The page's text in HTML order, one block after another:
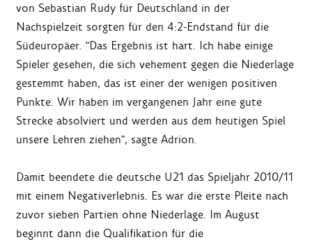
von Sebastian Rudy für Deutschland in der
Nachspielzeit sorgten für den 4:2-Endstand für die
Südeuropäer. "Das Ergebnis ist hart. Ich habe einige
Spieler gesehen, die sich vehement gegen die Niederlage
gestemmt haben, das ist einer der wenigen positiven
Punkte. Wir haben im vergangenen Jahr eine gute
Strecke absolviert und werden aus dem heutigen Spiel
unsere Lehren ziehen", sagte Adrion.
Damit beendete die deutsche U21 das Spieljahr 2010/11
mit einem Negativerlebnis. Es war die erste Pleite nach
zuvor sieben Partien ohne Niederlage. Im August
beginnt dann die Qualifikation für die